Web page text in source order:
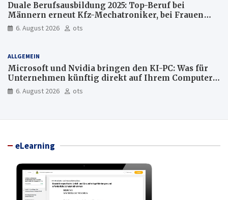
Duale Berufsausbildung 2025: Top-Beruf bei
Männern erneut Kfz-Mechatroniker, bei Frauen
medizinische Fachangestellte
6. August 2026 ots
ALLGEMEIN
Microsoft und Nvidia bringen den KI-PC: Was für
Unternehmen künftig direkt auf Ihrem Computer
läuft und was weiter in der Cloud bleibt
6. August 2026 ots
eLearning